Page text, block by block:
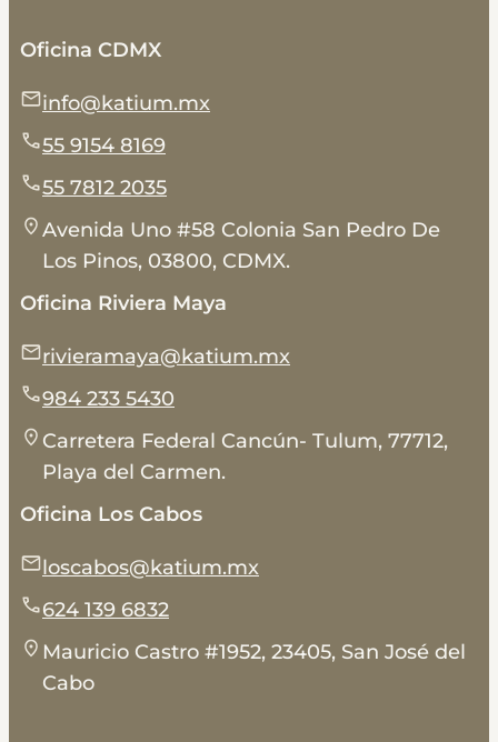
Oficina CDMX
info@katium.mx
55 9154 8169
55 7812 2035
Avenida Uno #58 Colonia San Pedro De
Los Pinos, 03800, CDMX.
Oficina Riviera Maya
rivieramaya@katium.mx
984 233 5430
Carretera Federal Cancún- Tulum, 77712,
Playa del Carmen.
Oficina Los Cabos
loscabos@katium.mx
624 139 6832
Mauricio Castro #1952, 23405, San José del
Cabo